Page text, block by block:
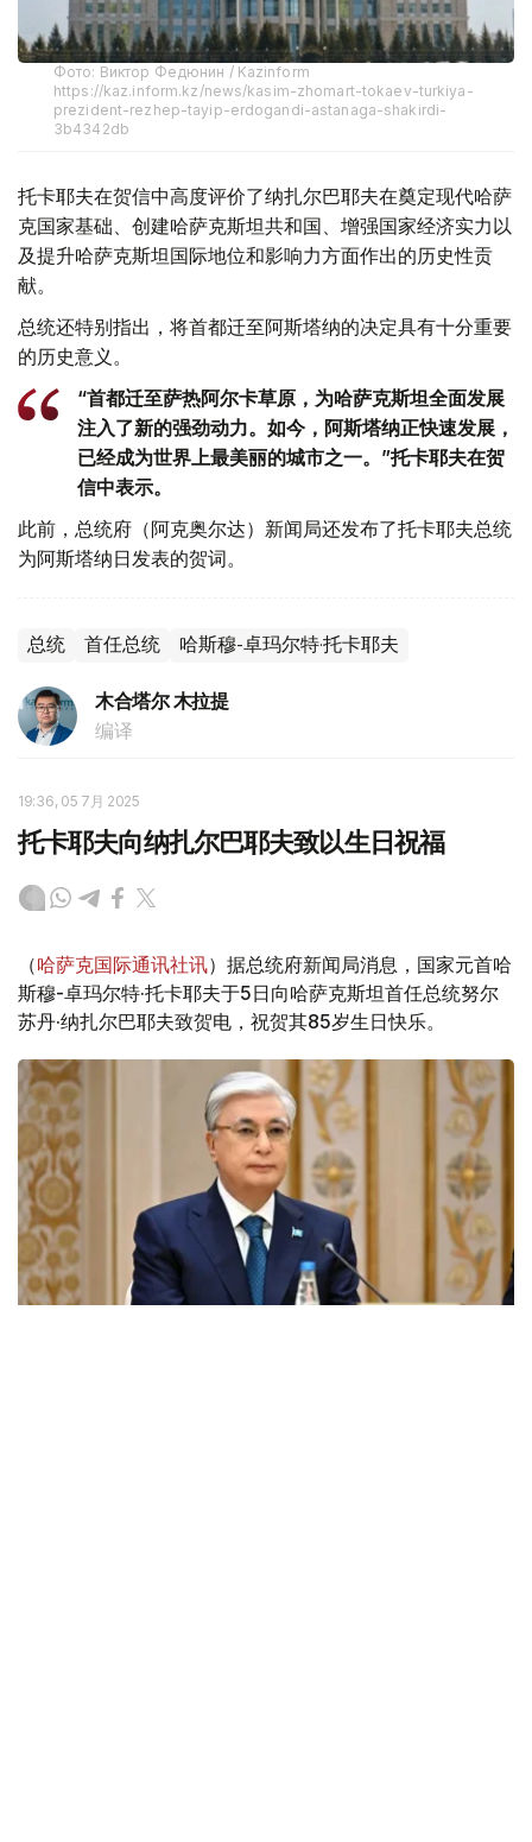
Фото: Виктор Федюнин / Kazinform
https://kaz.inform.kz/news/kasim-zhomart-tokaev-turkiya-
prezident-rezhep-tayip-erdogandi-astanaga-shakirdi-
3b4342db
托卡耶夫在贺信中高度评价了纳扎尔巴耶夫在奠定现代哈萨
克国家基础、创建哈萨克斯坦共和国、增强国家经济实力以
及提升哈萨克斯坦国际地位和影响力方面作出的历史性贡
献。
总统还特别指出，将首都迁至阿斯塔纳的决定具有十分重要
的历史意义。
“首都迁至萨热阿尔卡草原，为哈萨克斯坦全面发展
注入了新的强劲动力。如今，阿斯塔纳正快速发展，
已经成为世界上最美丽的城市之一。”托卡耶夫在贺
信中表示。
此前，总统府（阿克奥尔达）新闻局还发布了托卡耶夫总统
为阿斯塔纳日发表的贺词。
总统 首任总统 哈斯穆-卓玛尔特·托卡耶夫
木合塔尔 木拉提
编译
19:36, 05 7月 2025
托卡耶夫向纳扎尔巴耶夫致以生日祝福
（哈萨克国际通讯社讯）据总统府新闻局消息，国家元首哈
斯穆-卓玛尔特·托卡耶夫于5日向哈萨克斯坦首任总统努尔
苏丹·纳扎尔巴耶夫致贺电，祝贺其85岁生日快乐。